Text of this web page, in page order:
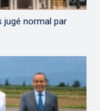
jugé normal par